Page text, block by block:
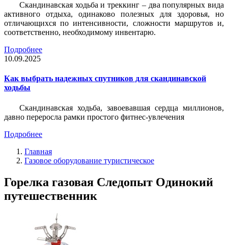
Скандинавская ходьба и треккинг – два популярных вида
активного отдыха, одинаково полезных для здоровья, но
отличающихся по интенсивности, сложности маршрутов и,
соответственно, необходимому инвентарю.
Подробнее
10.09.2025
Как выбрать надежных спутников для скандинавской
ходьбы
Скандинавская ходьба, завоевавшая сердца миллионов,
давно переросла рамки простого фитнес-увлечения
Подробнее
Главная
Газовое оборудование туристическое
Горелка газовая Следопыт Одинокий
путешественник